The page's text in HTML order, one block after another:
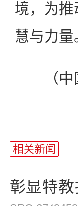
境，为
慧与力量
（中国
相关新闻
彰显特